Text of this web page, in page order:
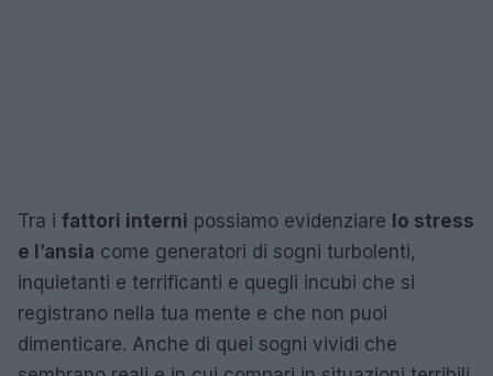
Tra i fattori interni possiamo evidenziare lo stress
e l’ansia come generatori di sogni turbolenti,
inquietanti e terrificanti e quegli incubi che si
registrano nella tua mente e che non puoi
dimenticare. Anche di quei sogni vividi che